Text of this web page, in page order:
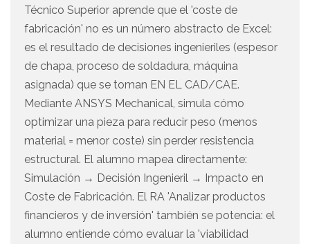
Técnico Superior aprende que el 'coste de
fabricación' no es un número abstracto de Excel:
es el resultado de decisiones ingenieriles (espesor
de chapa, proceso de soldadura, máquina
asignada) que se toman EN EL CAD/CAE.
Mediante ANSYS Mechanical, simula cómo
optimizar una pieza para reducir peso (menos
material = menor coste) sin perder resistencia
estructural. El alumno mapea directamente:
Simulación → Decisión Ingenieril → Impacto en
Coste de Fabricación. El RA 'Analizar productos
financieros y de inversión' también se potencia: el
alumno entiende cómo evaluar la 'viabilidad